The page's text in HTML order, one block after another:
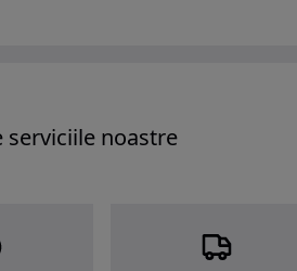
serviciile noastre